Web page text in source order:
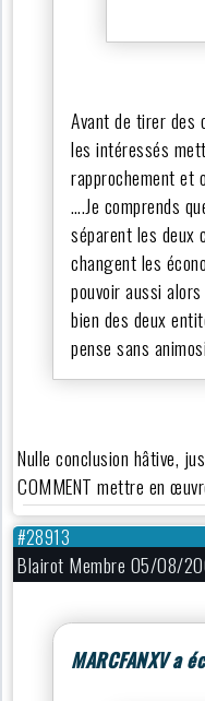
Avant de tirer des
les intéressés
rapprochement et
….Je comprends
séparent les deux
changent les
pouvoir aussi
bien des deux
pense sans
Nulle conclusion hâtive,
COMMENT mettre en
#28913
Blairot Membre 05/08/
MARCFANXV a